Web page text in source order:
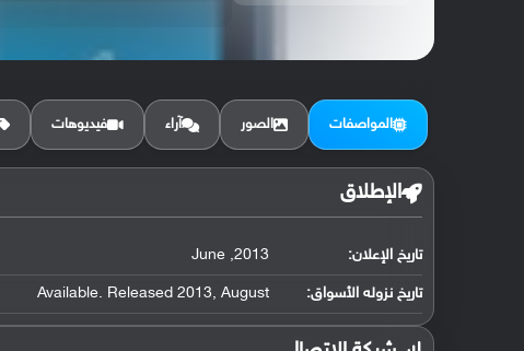
المواصفات الصور آراء فيديوهات
الإطلاق
تاريخ الإعلان: 2013, June
تاريخ نزوله الأسواق: Available. Released 2013, August